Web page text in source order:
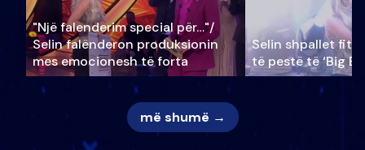
"Një falenderim special për…"/
Selin falënderon produksionin
mes emocionesh të forta
Selin shpallet
të pestë të ‘Big
më shumë →